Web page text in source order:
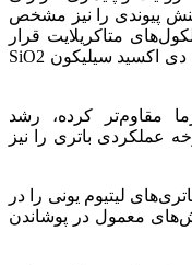
پیوندی را نیز مشخص
متاکریلایت قرار
گرفته و به دنبال آن تحت پوشش با ذرات دی اکسید سیلیکون SiO2
مقاوم‌تر کرده، رشد
عملکردی باتری را نیز
لیتیوم یونی را در
معمول در پوشاندن